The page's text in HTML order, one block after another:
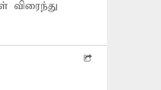
விரைந்து